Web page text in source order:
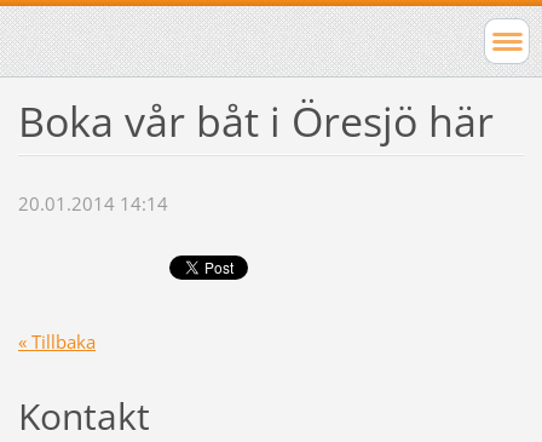
Boka vår båt i Öresjö här
20.01.2014 14:14
« Tillbaka
Kontakt